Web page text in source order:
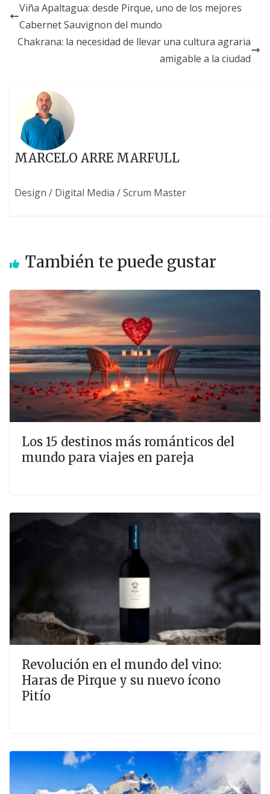
Viña Apaltagua: desde Pirque, uno de los mejores
Cabernet Sauvignon del mundo
Chakrana: la necesidad de llevar una cultura agraria
amigable a la ciudad
MARCELO ARRE MARFULL
Design / Digital Media / Scrum Master
También te puede gustar
Los 15 destinos más románticos del
mundo para viajes en pareja
Revolución en el mundo del vino:
Haras de Pirque y su nuevo ícono
Pitío